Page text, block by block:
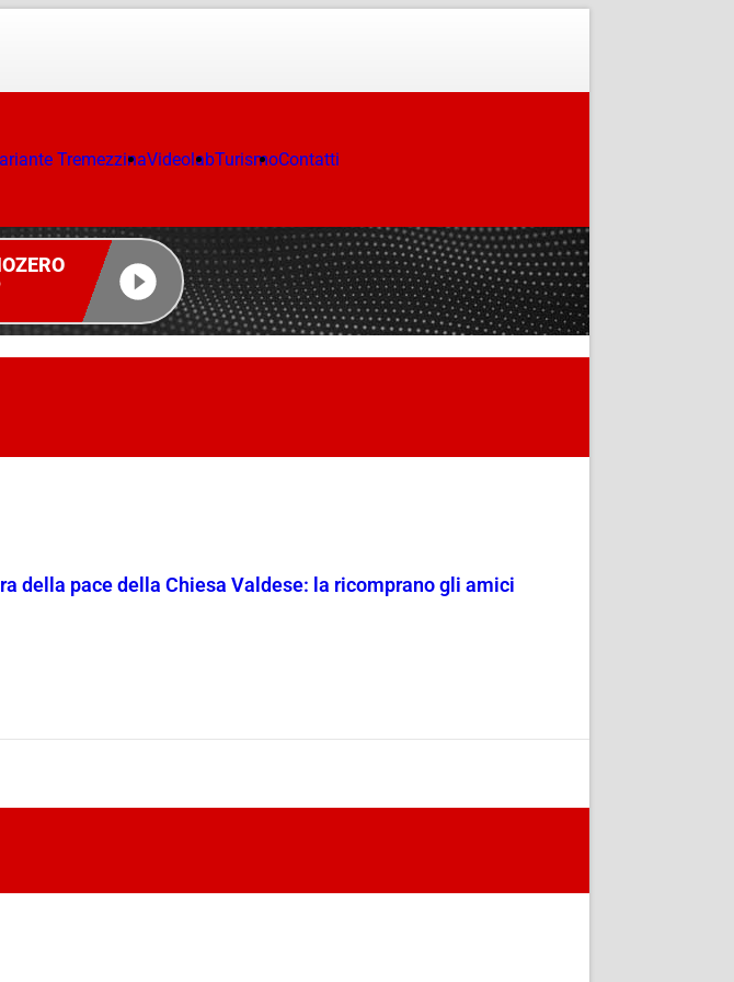
TremezzinaVideolabTurismoContatti
della pace della Chiesa Valdese: la ricomprano gli amici